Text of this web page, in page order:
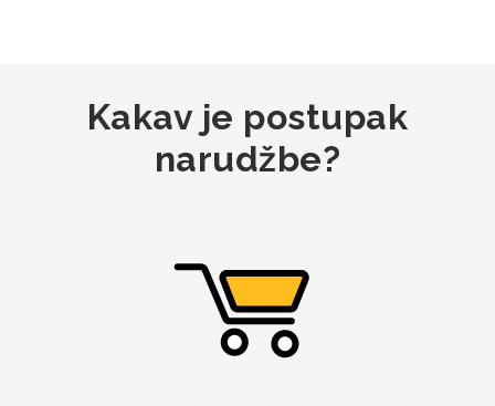
Kakav je postupak
narudžbe?